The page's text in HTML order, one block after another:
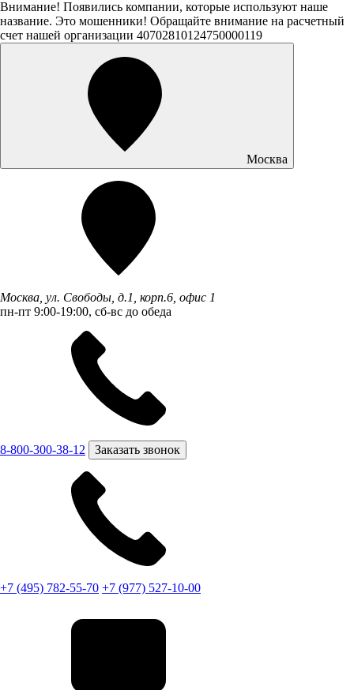
Внимание! Появились компании, которые используют наше
название. Это мошенники! Обращайте внимание на расчетный
счет нашей организации 40702810124750000119
Москва
Москва, ул. Свободы, д.1, корп.6, офис 1
пн-пт 9:00-19:00, сб-вс до обеда
8-800-300-38-12 Заказать звонок
+7 (495) 782-55-70 +7 (977) 527-10-00